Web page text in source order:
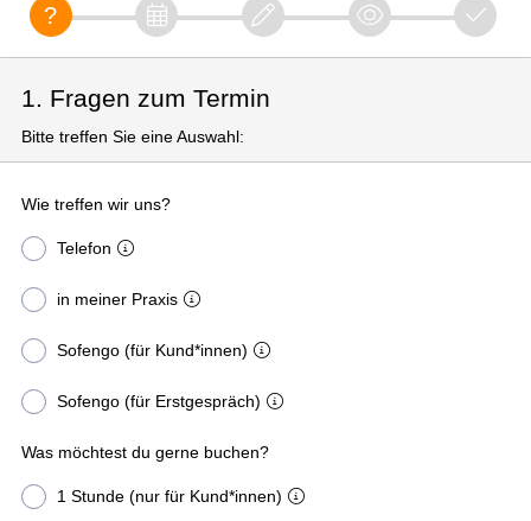
1. Fragen zum Termin
Bitte treffen Sie eine Auswahl:
Wie treffen wir uns?
Telefon
in meiner Praxis
Sofengo (für Kund*innen)
Sofengo (für Erstgespräch)
Was möchtest du gerne buchen?
1 Stunde (nur für Kund*innen)